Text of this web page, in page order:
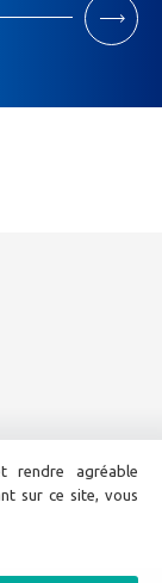
rendre agréable
sur ce site, vous